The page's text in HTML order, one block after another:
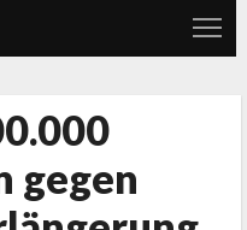
gegen